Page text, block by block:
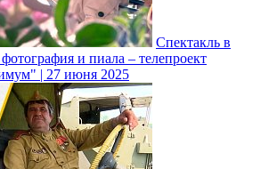
Спектакль в
и пиала – телепроект
| 27 июня 2025